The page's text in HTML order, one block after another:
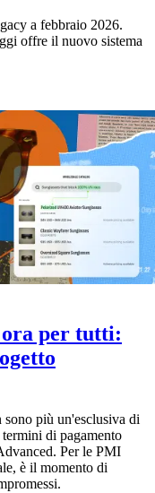
a febbraio 2026.
offre il nuovo sistema
per tutti:
più un'esclusiva di
di pagamento
Per le PMI
è il momento di